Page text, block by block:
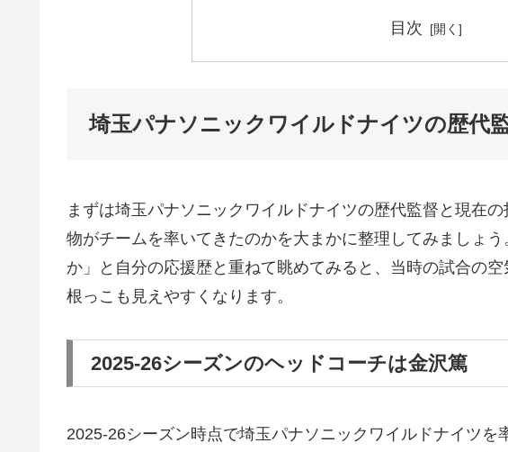
目次
埼玉パナソニックワイルドナイツの歴代
まずは埼玉パナソニックワイルドナイツの歴代監督と現在
物がチームを率いてきたのかを大まかに整理してみましょ
か」と自分の応援歴と重ねて眺めてみると、当時の試合の
根っこも見えやすくなります。
2025-26シーズンのヘッドコーチは金沢篤
2025-26シーズン時点で埼玉パナソニックワイルドナイツ